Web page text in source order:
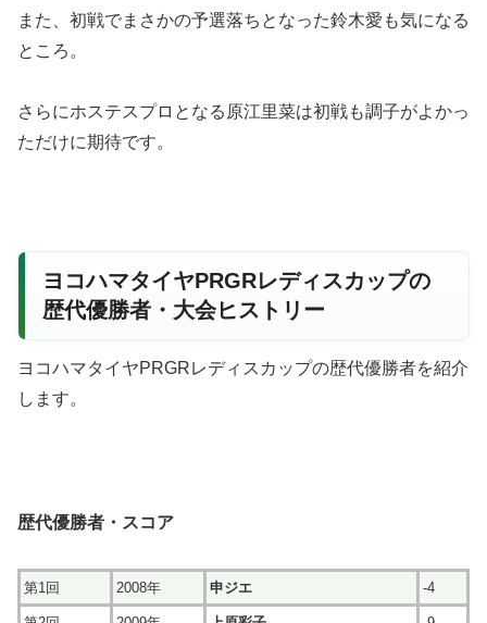
また、初戦でまさかの予選落ちとなった鈴木愛 も気になる
ところ。
さらにホステスプロとなる 原江里菜は初戦も調子がよかっ
ただけに期待です。
ヨコハマタイヤPRGRレディスカップの
歴代優勝者・大会ヒストリー
ヨコハマタイヤPRGRレディスカップの歴代優勝者を紹介
します。
歴代優勝者・スコア
第1回 2008年 申ジエ -4